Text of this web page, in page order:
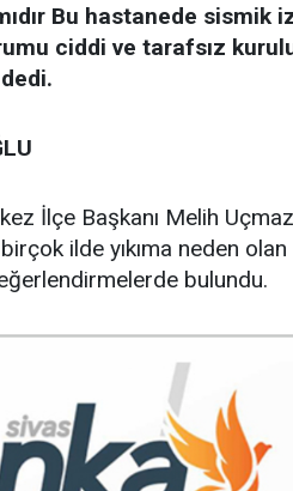
Bu hastanede sismik
ciddi ve tarafsız
İlçe Başkanı Melih
ilde yıkıma neden
bulundu.